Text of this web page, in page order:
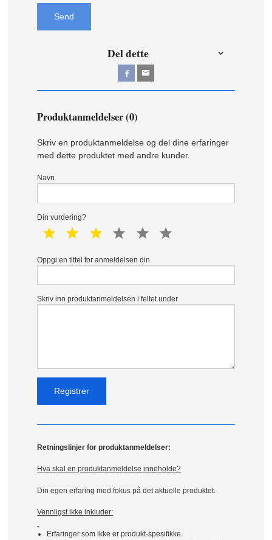
Send
Del dette
Produktanmeldelser (0)
Skriv en produktanmeldelse og del dine erfaringer
med dette produktet med andre kunder.
Navn
Din vurdering?
1 star 2 star 3 star 4 star 5 star
Oppgi en tittel for anmeldelsen din
Skriv inn produktanmeldelsen i feltet under
Retningslinjer for produktanmeldelser:
Hva skal en produktanmeldelse inneholde?
Din egen erfaring med fokus på det aktuelle produktet.
Vennligst ikke inkluder:
Erfaringer som ikke er produkt-spesifikke.